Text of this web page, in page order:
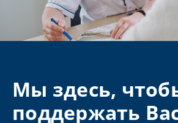
Мы здесь,
поддержать